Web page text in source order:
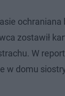
ochraniana
zostawił
W
w domu